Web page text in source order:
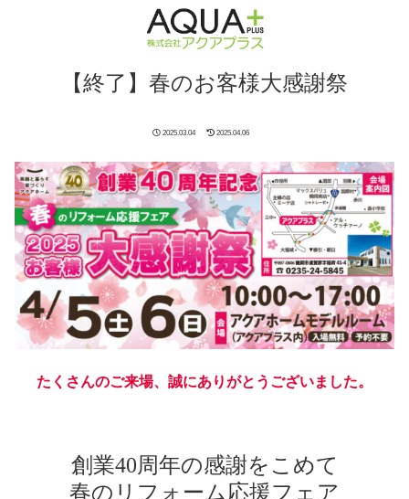
【終了】春のお客様大感謝祭
2025.03.04 2025.04.06
たくさんのご来場、誠にありがとうございました。
創業40周年の感謝をこめて
春のリフォーム応援フェア